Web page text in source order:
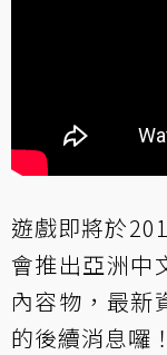
遊戲即將於
會推出亞洲中
內容物，最新
的後續消息囉！